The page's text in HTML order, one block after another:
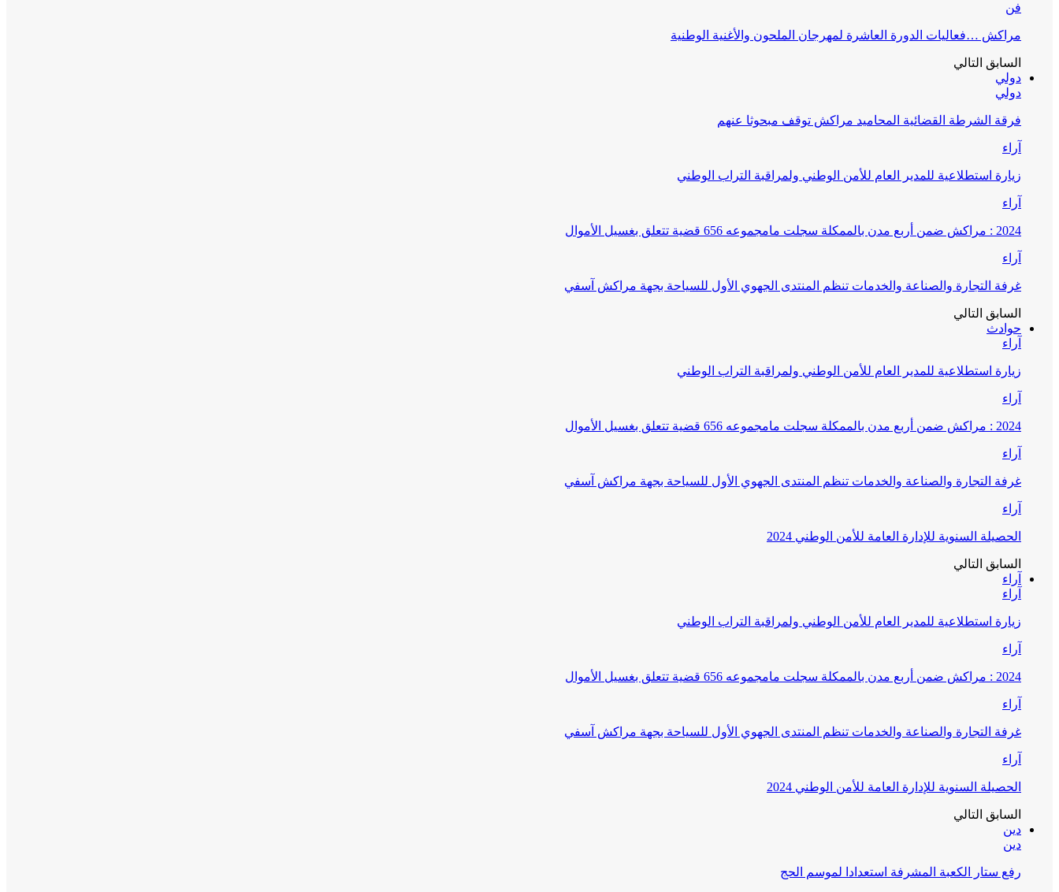
فن
مراكش …فعاليات الدورة العاشرة لمهرجان الملحون والأغنية الوطنية
السابق التالي
دولي
دولي
فرقة الشرطة القضائية المحاميد مراكش توقف مبحوثا عنهم
آراء
زيارة استطلاعية للمدير العام للأمن الوطني ولمراقبة التراب الوطني
آراء
2024 : مراكش ضمن أربع مدن بالممكلة سجلت مامجموعه 656 قضية تتعلق بغسيل الأموال
آراء
غرفة التجارة والصناعة والخدمات تنظم المنتدى الجهوي الأول للسياحة بجهة مراكش آسفي
السابق التالي
حوادث
آراء
زيارة استطلاعية للمدير العام للأمن الوطني ولمراقبة التراب الوطني
آراء
2024 : مراكش ضمن أربع مدن بالممكلة سجلت مامجموعه 656 قضية تتعلق بغسيل الأموال
آراء
غرفة التجارة والصناعة والخدمات تنظم المنتدى الجهوي الأول للسياحة بجهة مراكش آسفي
آراء
الحصيلة السنوية للإدارة العامة للأمن الوطني 2024
السابق التالي
آراء
آراء
زيارة استطلاعية للمدير العام للأمن الوطني ولمراقبة التراب الوطني
آراء
2024 : مراكش ضمن أربع مدن بالممكلة سجلت مامجموعه 656 قضية تتعلق بغسيل الأموال
آراء
غرفة التجارة والصناعة والخدمات تنظم المنتدى الجهوي الأول للسياحة بجهة مراكش آسفي
آراء
الحصيلة السنوية للإدارة العامة للأمن الوطني 2024
السابق التالي
دين
دين
رفع ستار الكعبة المشرفة استعدادا لموسم الحج